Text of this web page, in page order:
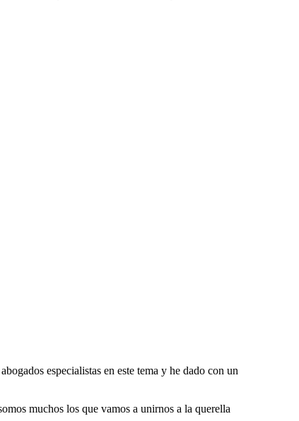
especialistas en este tema y he dado con un
muchos los que vamos a unirnos a la querella